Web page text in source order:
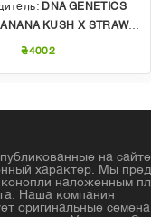
DNA GENETICS
KUSH X STRAWBERRY PHENO OF BUBBLE GUM
₴4002
на
характер. Мы
конопли наложенным
Наша компания
оригинальные